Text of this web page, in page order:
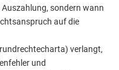
sondern wann
auf die
verlangt,
und